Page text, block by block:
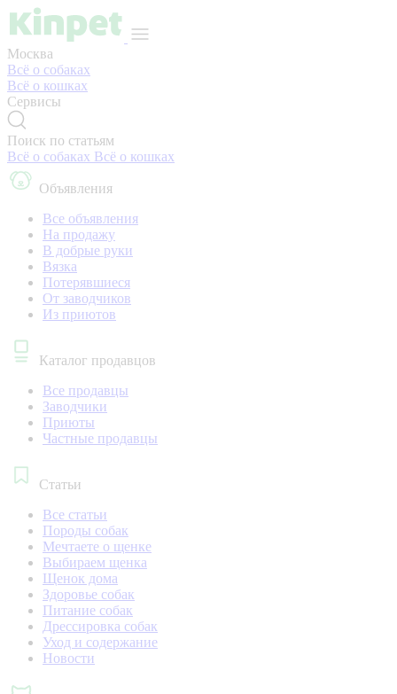
Москва
Всё о собаках
Всё о кошках
Сервисы
Поиск по статьям
Всё о собаках Всё о кошках
Объявления
Все объявления
На продажу
В добрые руки
Вязка
Потерявшиеся
От заводчиков
Из приютов
Каталог продавцов
Все продавцы
Заводчики
Приюты
Частные продавцы
Статьи
Все статьи
Породы собак
Мечтаете о щенке
Выбираем щенка
Щенок дома
Здоровье собак
Питание собак
Дрессировка собак
Уход и содержание
Новости